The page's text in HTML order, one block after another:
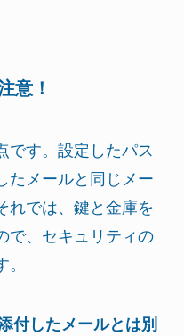
意！
です。設定したパス
たメールと同じメー
れでは、鍵と金庫を
で、セキュリティの
付したメールとは別